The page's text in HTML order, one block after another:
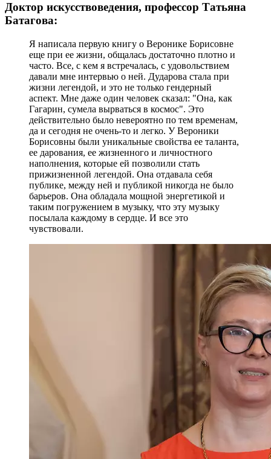
Доктор искусствоведения, профессор Татьяна
Батагова:
Я написала первую книгу о Веронике Борисовне
еще при ее жизни, общалась достаточно плотно и
часто. Все, с кем я встречалась, с удовольствием
давали мне интервью о ней. Дударова стала при
жизни легендой, и это не только гендерный
аспект. Мне даже один человек сказал: "Она, как
Гагарин, сумела вырваться в космос". Это
действительно было невероятно по тем временам,
да и сегодня не очень-то и легко. У Вероники
Борисовны были уникальные свойства ее таланта,
ее дарования, ее жизненного и личностного
наполнения, которые ей позволили стать
прижизненной легендой. Она отдавала себя
публике, между ней и публикой никогда не было
барьеров. Она обладала мощной энергетикой и
таким погружением в музыку, что эту музыку
посылала каждому в сердце. И все это
чувствовали.